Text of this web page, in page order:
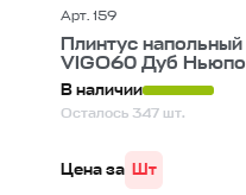
Арт. 159
Плинтус
VIGO60 Дуб
В наличии
Осталось 347 шт.
Цена за Шт